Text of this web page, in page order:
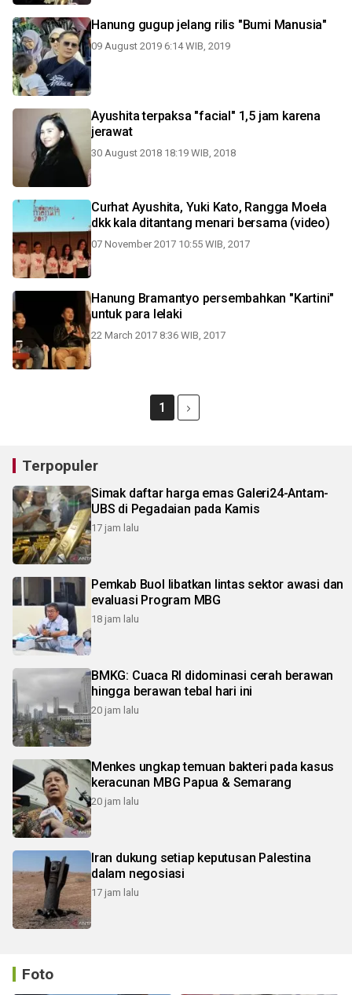
Hanung gugup jelang rilis "Bumi Manusia"
09 August 2019 6:14 WIB, 2019
Ayushita terpaksa "facial" 1,5 jam karena
jerawat
30 August 2018 18:19 WIB, 2018
Curhat Ayushita, Yuki Kato, Rangga Moela
dkk kala ditantang menari bersama (video)
07 November 2017 10:55 WIB, 2017
Hanung Bramantyo persembahkan "Kartini"
untuk para lelaki
22 March 2017 8:36 WIB, 2017
1
Terpopuler
Simak daftar harga emas Galeri24-Antam-
UBS di Pegadaian pada Kamis
17 jam lalu
Pemkab Buol libatkan lintas sektor awasi dan
evaluasi Program MBG
18 jam lalu
BMKG: Cuaca RI didominasi cerah berawan
hingga berawan tebal hari ini
20 jam lalu
Menkes ungkap temuan bakteri pada kasus
keracunan MBG Papua & Semarang
20 jam lalu
Iran dukung setiap keputusan Palestina
dalam negosiasi
17 jam lalu
Foto